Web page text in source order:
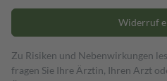
Widerruf
Zu Risiken und Nebenwirkungen
fragen Sie Ihre Ärztin, Ihren Arzt